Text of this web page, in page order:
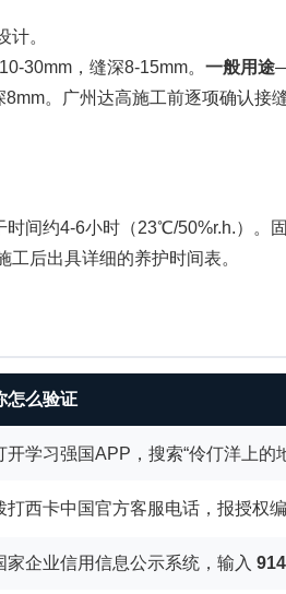
。
30mm，缝深8-15mm。一般用途
。广州达高施工前逐项确认接
间约4-6小时（23℃/50%r.h.）。
后出具详细的养护时间表。
怎么验证
开学习强国APP，搜索“伶仃洋上的
打西卡中国官方客服电话，报授权
家企业信用信息公示系统，输入